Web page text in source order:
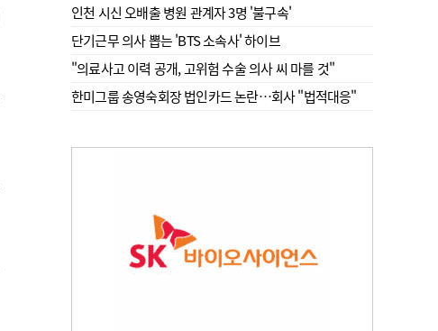
인천 시신 오배출 병원 관계자 3명 '불구속'
단기근무 의사 뽑는 'BTS 소속사' 하이브
"의료사고 이력 공개, 고위험 수술 의사 씨 마를 것"
한미그룹 송영숙회장 법인카드 논란…회사 "법적대응"